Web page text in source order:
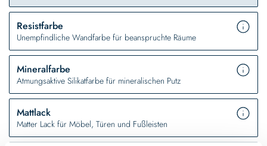
Resistfarbe
Unempfindliche Wandfarbe für beanspruchte Räume
Mineralfarbe
Atmungsaktive Silikatfarbe für mineralischen Putz
Mattlack
Matter Lack für Möbel, Türen und Fußleisten